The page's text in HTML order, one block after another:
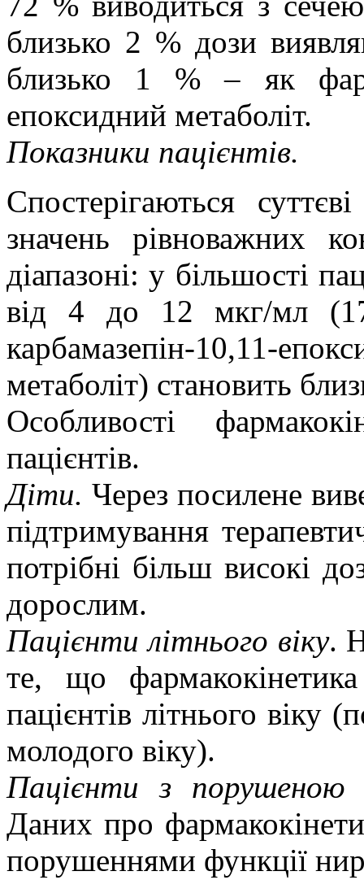
близько 2 % дози
близько 1 % – як
епоксидний метаболіт.
Показники пацієнтів.
Спостерігаються
значень рівноважних
діапазоні: у більшості
від 4 до 12 мкг/мл
карбамазепін-10,11-
метаболіт) становить
Особливості
пацієнтів.
Діти. Через посилене
підтримування
потрібні більш високі
дорослим.
Пацієнти літнього віку.
те, що
пацієнтів літнього віку
молодого віку).
Пацієнти з порушеною
Даних про
порушеннями функції